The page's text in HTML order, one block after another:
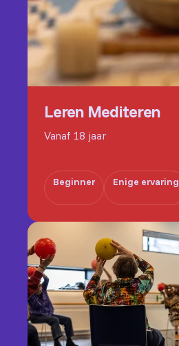
Leren Mediteren
Vanaf 18 jaar
Beginner Enige ervaring